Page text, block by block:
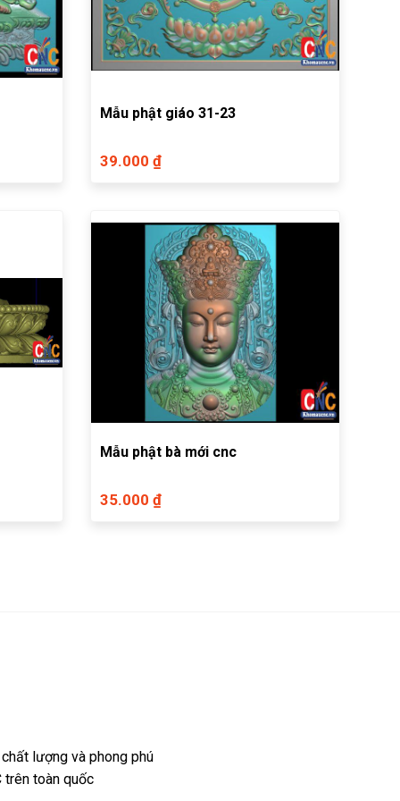
Mẫu phật giáo 31-23
39.000 ₫
Mẫu phật bà mới cnc
35.000 ₫
lượng và phong phú
trên toàn quốc